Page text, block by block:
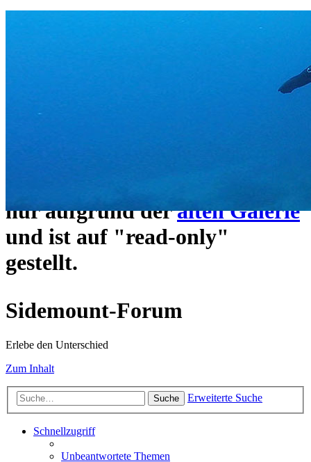
Das Sidemount-Forum ist auf
umgezogen und wie gewohnt
unter
nur aufgrund deralten Galerie
und ist auf "read-only"
gestellt.
Sidemount-Forum
Erlebe den Unterschied
Zum Inhalt
Suche Erweiterte Suche
Schnellzugriff
Unbeantwortete Themen